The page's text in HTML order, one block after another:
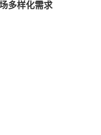
多样化需求